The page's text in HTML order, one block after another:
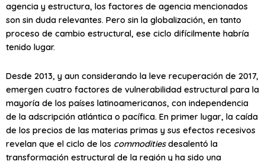
agencia y estructura, los factores de agencia mencionados
son sin duda relevantes. Pero sin la globalización, en tanto
proceso de cambio estructural, ese ciclo difícilmente habría
tenido lugar.
Desde 2013, y aun considerando la leve recuperación de 2017,
emergen cuatro factores de vulnerabilidad estructural para la
mayoría de los países latinoamericanos, con independencia
de la adscripción atlántica o pacífica. En primer lugar, la caída
de los precios de las materias primas y sus efectos recesivos
revelan que el ciclo de los commoditiesdesalentó la
transformación estructural de la región y ha sido una